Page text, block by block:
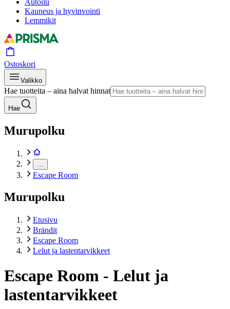
Autoilu
Kauneus ja hyvinvointi
Lemmikit
Ostoskori
Valikko
Hae tuotteita – aina halvat hinnat
Hae
Murupolku
Escape Room
Murupolku
Etusivu
Brändit
Escape Room
Lelut ja lastentarvikkeet
Escape Room - Lelut ja
lastentarvikkeet